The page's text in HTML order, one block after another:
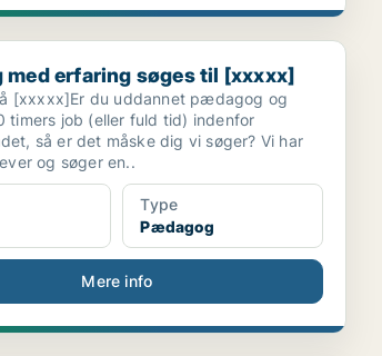
erfaring søges til [xxxxx]
med erfaring søges til [xxxxx]
[xxxxx]Er du uddannet pædagog og
timers job (eller fuld tid) indenfor
så er det måske dig vi søger? Vi har
og søger en..
Type
Pædagog
Mere info